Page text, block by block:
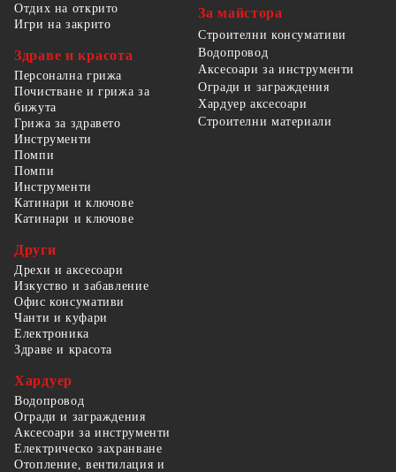
Отдих на открито
Игри на закрито
Здраве и красота
Персонална грижа
Почистване и грижа за
бижута
Грижа за здравето
За майстора
Строителни консумативи
Водопровод
Аксесоари за инструменти
Огради и заграждения
Хардуер аксесоари
Строителни материали
Инструменти
Помпи
Помпи
Инструменти
Катинари и ключове
Катинари и ключове
Други
Дрехи и аксесоари
Изкуство и забавление
Офис консумативи
Чанти и куфари
Електроника
Здраве и красота
Хардуер
Водопровод
Огради и заграждения
Аксесоари за инструменти
Електрическо захранване
Отопление, вентилация и